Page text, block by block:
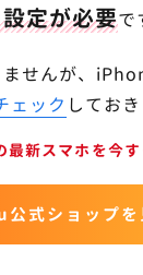
定が必要で
せんが、
ェック しておき
最新スマホを今す
公式ショップを